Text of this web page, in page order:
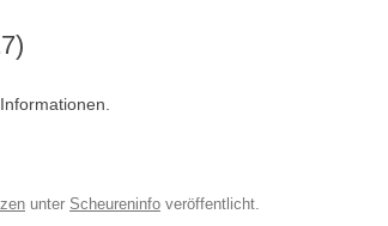
unter Scheureninfo veröffentlicht.